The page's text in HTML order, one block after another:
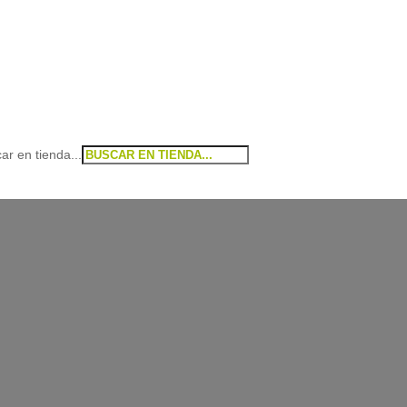
en tienda...